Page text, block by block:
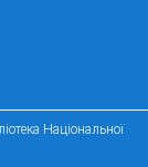
Національної